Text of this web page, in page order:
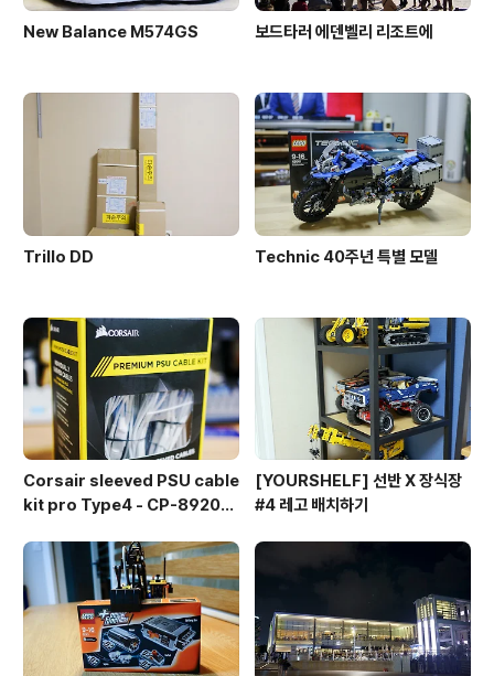
New Balance M574GS 보드타러 에덴벨리 리조트에
Trillo DD Technic 40주년 특별 모델
Corsair sleeved PSU cable
kit pro Type4 - CP-892015
[YOURSHELF] 선반 X 장식장
#4 레고 배치하기